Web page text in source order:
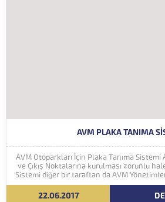
AVM PLAKA TANIMA
AVM Otoparkları İçin Plaka Tanıma Sistemi
ve Çıkış Noktalarına kurulması zorunlu
Sistemi diğer bir taraftan da AVM
AVM Yönetimleri Plaka Tanıma
müşteri yoğunluk analizlerini
22.06.2017